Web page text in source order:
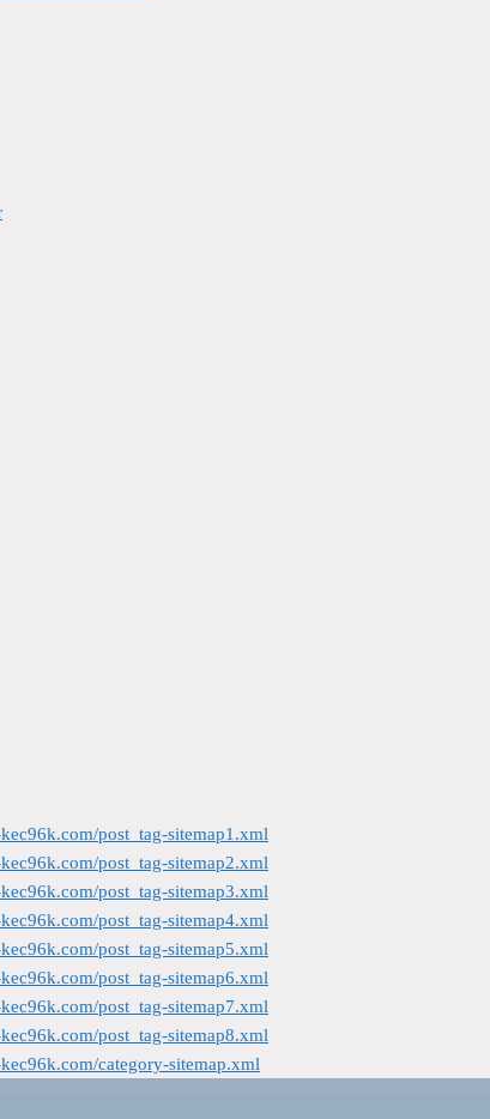
post_tag-sitemap1.xml
post_tag-sitemap2.xml
post_tag-sitemap3.xml
post_tag-sitemap4.xml
post_tag-sitemap5.xml
post_tag-sitemap6.xml
post_tag-sitemap7.xml
post_tag-sitemap8.xml
category-sitemap.xml